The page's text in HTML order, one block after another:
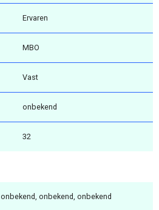
Ervaren
MBO
Vast
onbekend
32
onbekend, onbekend, onbekend